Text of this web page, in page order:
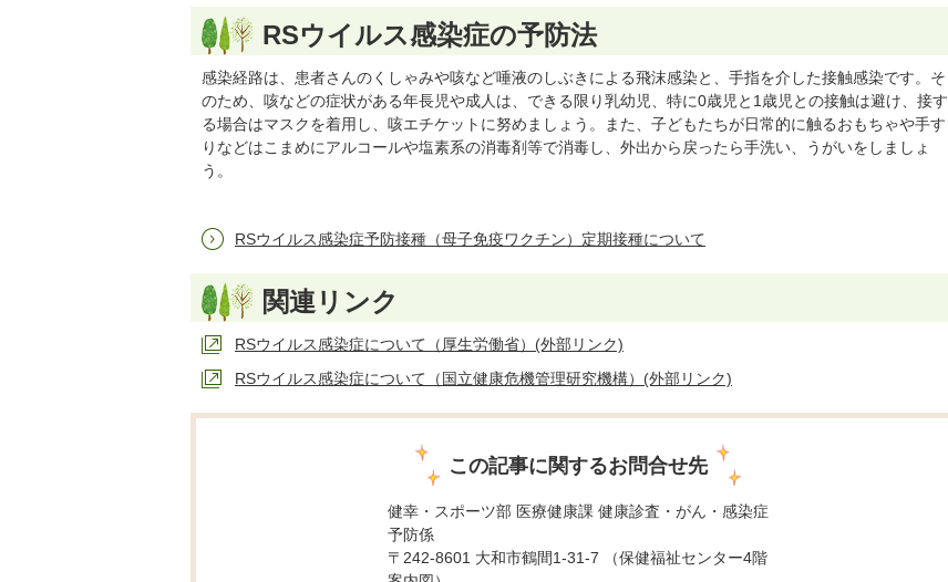
RSウイルス感染症の予防法
感染経路は、患者さんのくしゃみや咳など唾液のしぶきによる飛沫感染と、手指を介した接触感染です。そ
のため、咳などの症状がある年長児や成人は、できる限り乳幼児、特に0歳児と1歳児との接触は避け、接す
る場合はマスクを着用し、咳エチケットに努めましょう。また、子どもたちが日常的に触るおもちゃや手す
りなどはこまめにアルコールや塩素系の消毒剤等で消毒し、外出から戻ったら手洗い、うがいをしましょ
う。
RSウイルス感染症予防接種（母子免疫ワクチン）定期接種について
関連リンク
RSウイルス感染症について（厚生労働省）(外部リンク)
RSウイルス感染症について（国立健康危機管理研究機構）(外部リンク)
この記事に関するお問合せ先
健幸・スポーツ部 医療健康課 健康診査・がん・感染症
予防係
〒242-8601 大和市鶴間1-31-7 （保健福祉センター4階